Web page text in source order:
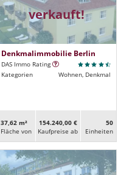
verkauft!
Denkmalimmobilie Berlin
DAS Immo Rating
Kategorien
Wohnen, Denkmal
37,62 m²
Fläche von
154.240,00 €
Kaufpreise ab
50
Ein­heiten